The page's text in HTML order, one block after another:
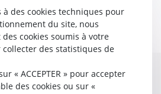
DE LA
à des cookies techniques pour
du site, nous
cookies soumis à votre
des statistiques de
« ACCEPTER » pour accepter
des cookies ou sur «